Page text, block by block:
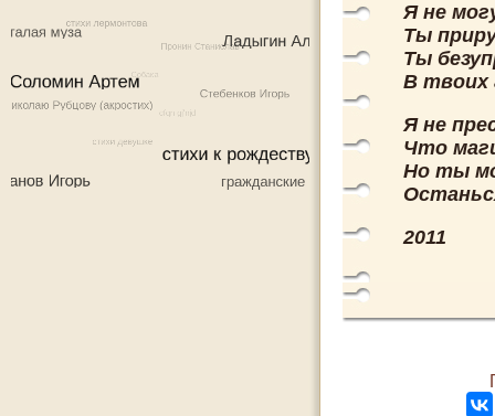
Я не
Ты
Ты
В твоих
Я не
Что
Но ты
2011